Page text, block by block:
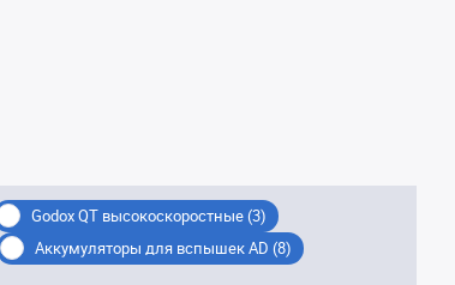
Godox QT высокоскоростные (3)
Аккумуляторы для вспышек AD (8)